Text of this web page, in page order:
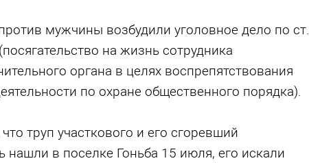
мужчины возбудили уголовное дело по ст.
на жизнь сотрудника
органа в целях воспрепятствования
по охране общественного порядка).
труп участкового и его сгоревший
нашли в поселке Гоньба 15 июля, его искали